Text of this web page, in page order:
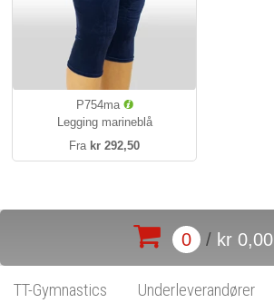
P754ma
Legging marineblå
Fra kr 292,50
0 / kr 0,00
TT-Gymnastics Underleverandører